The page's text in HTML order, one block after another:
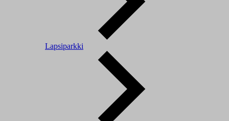
Lapsiparkki